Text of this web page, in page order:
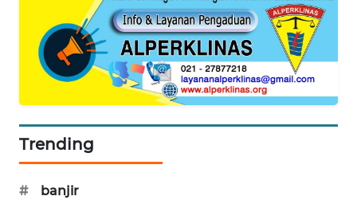
Trending
#
banjir
NEWS
METRO
MEDAN
NEWS
METRO
JAKARTA